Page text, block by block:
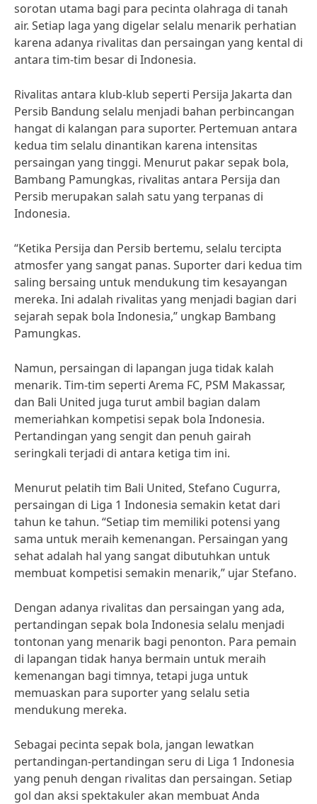
sorotan utama bagi para pecinta olahraga di tanah
air. Setiap laga yang digelar selalu menarik perhatian
karena adanya rivalitas dan persaingan yang kental di
antara tim-tim besar di Indonesia.
Rivalitas antara klub-klub seperti Persija Jakarta dan
Persib Bandung selalu menjadi bahan perbincangan
hangat di kalangan para suporter. Pertemuan antara
kedua tim selalu dinantikan karena intensitas
persaingan yang tinggi. Menurut pakar sepak bola,
Bambang Pamungkas, rivalitas antara Persija dan
Persib merupakan salah satu yang terpanas di
Indonesia.
“Ketika Persija dan Persib bertemu, selalu tercipta
atmosfer yang sangat panas. Suporter dari kedua tim
saling bersaing untuk mendukung tim kesayangan
mereka. Ini adalah rivalitas yang menjadi bagian dari
sejarah sepak bola Indonesia,” ungkap Bambang
Pamungkas.
Namun, persaingan di lapangan juga tidak kalah
menarik. Tim-tim seperti Arema FC, PSM Makassar,
dan Bali United juga turut ambil bagian dalam
memeriahkan kompetisi sepak bola Indonesia.
Pertandingan yang sengit dan penuh gairah
seringkali terjadi di antara ketiga tim ini.
Menurut pelatih tim Bali United, Stefano Cugurra,
persaingan di Liga 1 Indonesia semakin ketat dari
tahun ke tahun. “Setiap tim memiliki potensi yang
sama untuk meraih kemenangan. Persaingan yang
sehat adalah hal yang sangat dibutuhkan untuk
membuat kompetisi semakin menarik,” ujar Stefano.
Dengan adanya rivalitas dan persaingan yang ada,
pertandingan sepak bola Indonesia selalu menjadi
tontonan yang menarik bagi penonton. Para pemain
di lapangan tidak hanya bermain untuk meraih
kemenangan bagi timnya, tetapi juga untuk
memuaskan para suporter yang selalu setia
mendukung mereka.
Sebagai pecinta sepak bola, jangan lewatkan
pertandingan-pertandingan seru di Liga 1 Indonesia
yang penuh dengan rivalitas dan persaingan. Setiap
gol dan aksi spektakuler akan membuat Anda